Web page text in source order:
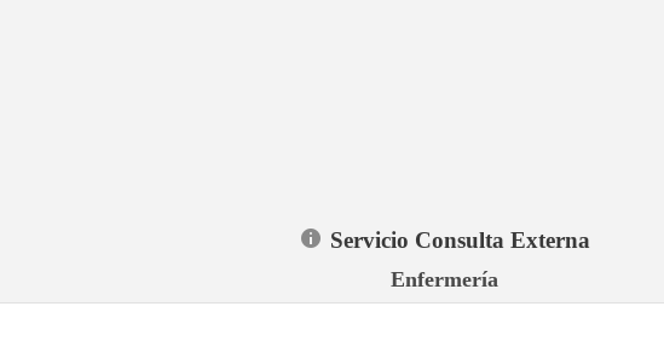
Servicio Consulta Externa
Enfermería